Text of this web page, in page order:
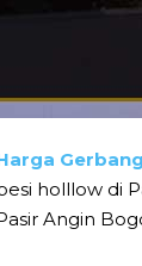
holllow di
Angin